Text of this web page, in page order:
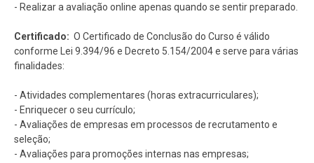
- Realizar a avaliação online apenas quando se sentir preparado.
Certificado: O Certificado de Conclusão do Curso é válido
conforme Lei 9.394/96 e Decreto 5.154/2004 e serve para várias
finalidades:
- Atividades complementares (horas extracurriculares);
- Enriquecer o seu currículo;
- Avaliações de empresas em processos de recrutamento e
seleção;
- Avaliações para promoções internas nas empresas;